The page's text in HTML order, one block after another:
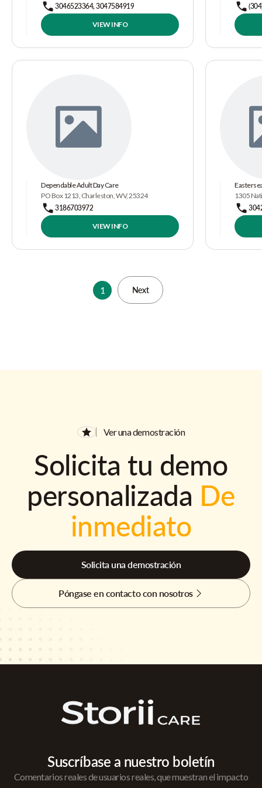
3046523364, 3047584919
VIEW INFO
Dependable Adult Day Care
PO Box 1213, Charleston, WV, 25324
3186703972
VIEW INFO
1305
1 Next
Ver una demostración
Solicita tu demo
personalizada De
inmediato
Solicita una demostración
Póngase en contacto con nosotros
Suscríbase a nuestro boletín
Comentarios reales de usuarios reales, que muestran el impacto